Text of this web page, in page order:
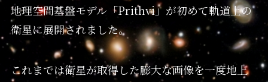
地理空間基盤モデル「Prithvi」が初めて軌道上の
衛星に展開されました。
これまでは衛星が取得した膨大な画像を一度地上